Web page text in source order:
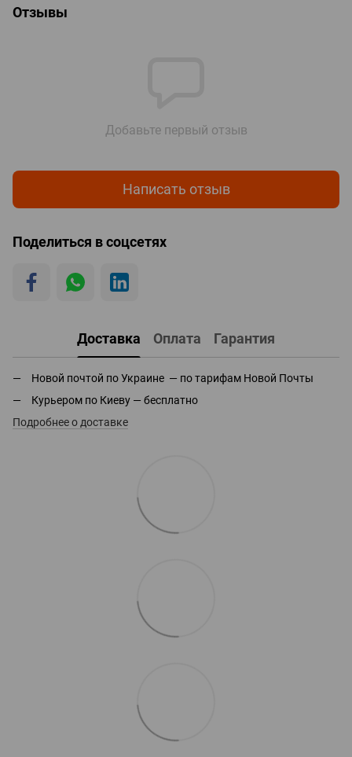
Отзывы
Добавьте первый отзыв
Написать отзыв
Поделиться в соцсетях
Доставка Оплата Гарантия
Новой почтой по Украине — по тарифам Новой Почты
Курьером по Киеву — бесплатно
Подробнее о доставке